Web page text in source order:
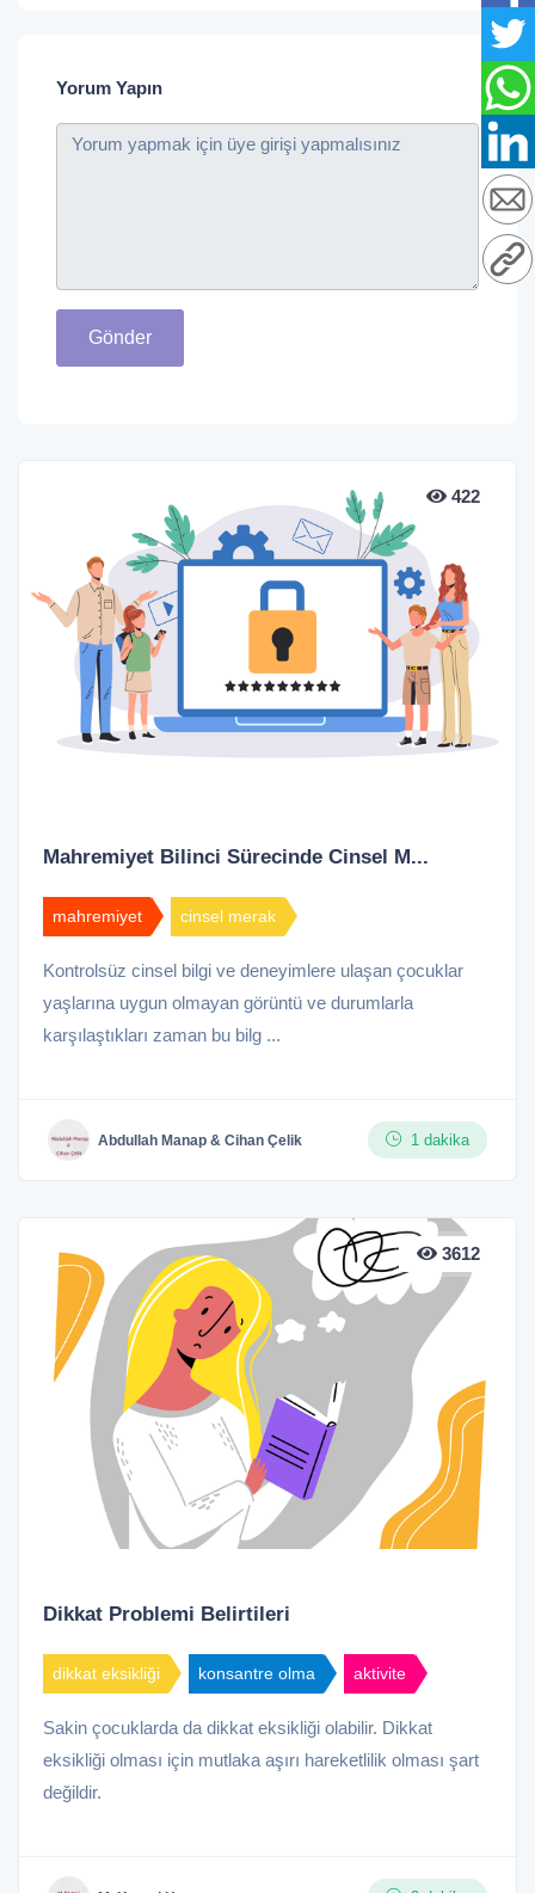
Yorum Yapın
Gönder
422
Mahremiyet Bilinci Sürecinde Cinsel M...
mahremiyet cinsel merak
Kontrolsüz cinsel bilgi ve deneyimlere ulaşan çocuklar
yaşlarına uygun olmayan görüntü ve durumlarla
karşılaştıkları zaman bu bilg ...
Abdullah Manap & Cihan Çelik 1 dakika
3612
Dikkat Problemi Belirtileri
dikkat eksikliği konsantre olma aktivite
Sakin çocuklarda da dikkat eksikliği olabilir. Dikkat
eksikliği olması için mutlaka aşırı hareketlilik olması şart
değildir.